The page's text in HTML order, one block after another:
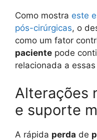
Como mostra este
pós-cirúrgicas, o
como um fator
paciente pode
relacionada a essas
Alterações
e suporte
A rápida perda de